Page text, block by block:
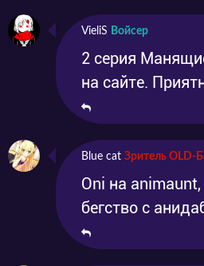
VieliS Войсер
2 серия
на сайте.
Blue cat Зритель OLD-
Oni на
бегство с